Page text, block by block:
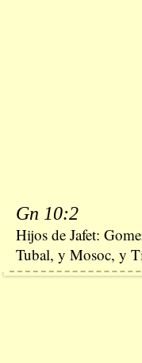
Gn 10:2
Hijos de Jafet:
Tubal, y Mosoc, y